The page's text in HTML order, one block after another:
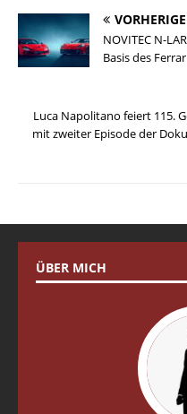
NOVITEC N-
Basis des
Luca Napolitano feiert 115.
mit zweiter Episode der
ÜBER MICH